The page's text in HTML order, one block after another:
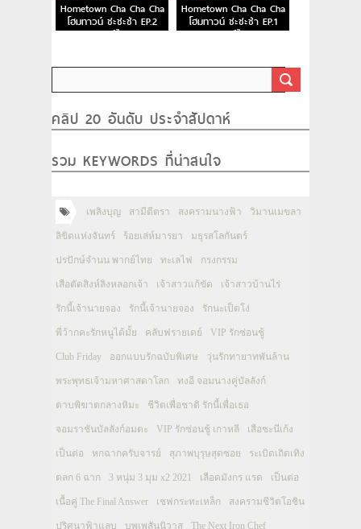
Hometown Cha Cha Cha
โฮมทาวน์ ชะชะช่า EP.2
พากย์ไทย
Hometown Cha Cha Cha
โฮมทาวน์ ชะชะช่า EP.1
พากย์ไทย
คลิป 20 อันดับ ประจำสัปดาห์
รวม KEYWORDS ที่น่าสนใจ
เพลิงบุญ สามีตีตรา สงครามนางฟ้า วิมานเมขลา
ลิขิตแห่งจันทร์ ร้อยเล่ห์มารยา มธุรสโลกันตร์
ปรปักษ์จำนน พากย์ไทย ทะเลไฟ กรงกรรม
เสือตัดสิงห์ลิงหลอกเจ้า เจ้าสาวแก้ขัด เจ้าสาวบ้านไร่
รักนี้เจ้านายจอง รักนี้เจ้านายจอง รักนะเป็ดโง่
พี่ว้ากคะรักหนูได้มั้ย คลับฟรายเดย์ VIP รักซ่อนชู้
Club Friday ออกแบบรักฉบับพิเศษ วุ่นรักทายาทพันล้าน
พระพุทธเจ้ามหาศาสดาโลก ทงอี จอมนางคู่บัลลังก์
ดาบพิฆาตกลางหิมะ ชีวิตเพื่อชาติ รักนี้เพื่อเธอ
จอมราชันบัลลังก์อมตะ VIP รักซ่อนชู้ เกาหลี เสือชะนีเก้ง
เป็นต่อ หกฉากครับจารย์ สุภาพบุรุษสุดซอย ระเบิดเถิดเทิง
ตลก 6 ฉาก 3 หนุ่ม 3 มุม x2 2021 เลือดมังกร แรด เป็นต่อ
เนื้อคู่ The Final Answer เชฟกระทะเหล็ก สงครามชีวิตโอชิน
ปริศนาฟ้าแลบ บุพเพสันนิวาส The Next Iron Chef